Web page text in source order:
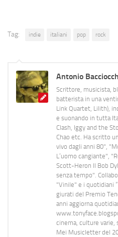
Tag: indie italiani pop rock
Antonio
Scrittore, musicista,
batterista in una
Link Quartet, Lilith),
e suonando in tutta
Clash, Iggy and the
Chao etc. Ha scritto
vivo dagli anni 80",
L’uomo cangiante",
Scott-Heron Il Bob
senza tempo".
"Vinile" e i quotidiani
giurati del Premio
anni aggiorna
cinema, culture varie,
Mei Musicletter del